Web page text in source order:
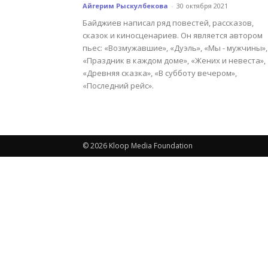
Айгерим Рыскулбекова - 30 октября 2021
Байджиев написал ряд повестей, рассказов,
сказок и киносценариев. Он является автором
пьес: «Возмужавшие», «Дуэль», «Мы - мужчины»,
«Праздник в каждом доме», «Жених и невеста»,
«Древняя сказка», «В субботу вечером»,
«Последний рейс».
© 2026 Kloop Media Foundation